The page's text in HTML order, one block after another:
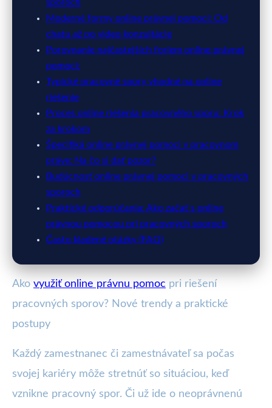
sporoch
Moderné formy online právnej pomoci: Od
chatu až po video konzultácie
Porovnanie najčastejších foriem online právnej
pomoci:
Typické pracovné spory vhodné na online
riešenie
Proces online riešenia pracovného sporu: Krok
za krokom
Špecifiká online právnej pomoci v pracovnom
práve: Na čo si dať pozor?
Budúcnosť online právnej pomoci v pracovných
sporoch
Praktické odporúčania: Ako začať s online
právnou pomocou pri pracovných sporoch
Často kladené otázky (FAQ)
Ako využiť online právnu pomoc pri riešení
pracovných sporov? Nové trendy a praktické
postupy
Každý zamestnanec či zamestnávateľ sa počas
svojej kariéry môže stretnúť so situáciou, keď
vznikne pracovný spor. Či už ide o neoprávnenú